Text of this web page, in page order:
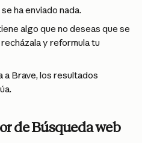
ha enviado nada.
algo que no deseas que se
y reformula tu
a Brave, los resultados
de Búsqueda web